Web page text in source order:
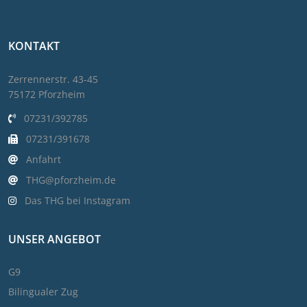
KONTAKT
Zerrennerstr. 43-45
75172 Pforzheim
07231/392785
07231/391678
Anfahrt
THG@pforzheim.de
Das THG bei Instagram
UNSER ANGEBOT
G9
Bilingualer Zug